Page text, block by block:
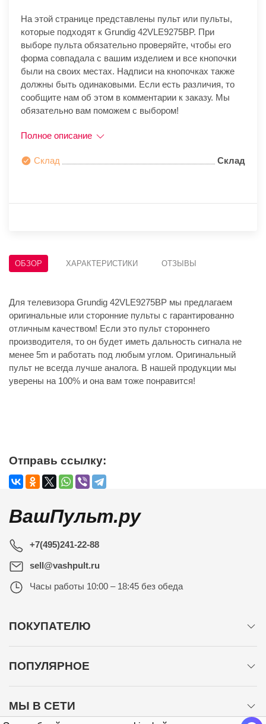
На этой странице представлены пульт или пульты,
которые подходят к Grundig 42VLE9275BP. При
выборе пульта обязательно проверяйте, чтобы его
форма совпадала с вашим изделием и все кнопочки
были на своих местах. Надписи на кнопочках также
должны быть одинаковыми. Если есть различия, то
сообщите нам об этом в комментарии к заказу. Мы
обязательно вам поможем с выбором!
Полное описание
Склад Склад
ОБЗОР ХАРАКТЕРИСТИКИ ОТЗЫВЫ
Для телевизора Grundig 42VLE9275BP мы предлагаем
оригинальные или сторонние пульты с гарантированно
отличным качеством! Если это пульт стороннего
производителя, то он будет иметь дальность сигнала не
менее 5m и работать под любым углом. Оригинальный
пульт не всегда лучше аналога. В нашей продукции мы
уверены на 100% и она вам тоже понравится!
Отправь ссылку:
ВашПульт.ру
+7(495)241-22-88
sell@vashpult.ru
Часы работы 10:00 – 18:45 без обеда
ПОКУПАТЕЛЮ
ПОПУЛЯРНОЕ
МЫ В СЕТИ